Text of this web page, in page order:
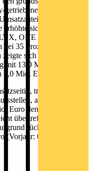
der
sich, vor allem
ONE und
35 Prozent (Vorjahr:
sich dank dieser
mit 13,0 Mio. Euro
Mio. Euro.
trotz des sich
als sehr stabil
Euro den
übertreffen. Auch das
rückläufiger
(Vorjahr: 0,2 Mio.